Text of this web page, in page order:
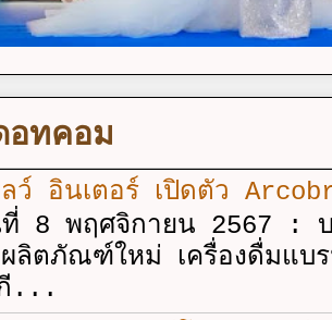
อทคอม
ว์ อินเตอร์ เปิดตัว
8 พฤศจิกายน 2567 : บ
ลิตภัณฑ์ใหม่ เครื่องดื่มแบ
กี...